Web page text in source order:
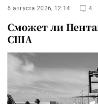
6 августа 2026, 12:14 4
Сможет ли
США